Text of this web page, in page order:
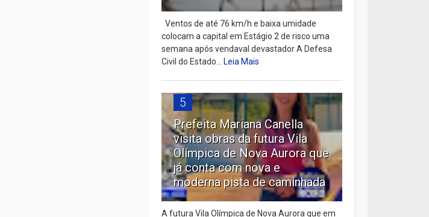
Ventos de até 76 km/h e baixa umidade
colocam a capital em Estágio 2 de risco uma
semana após vendaval devastador A Defesa
Civil do Estado...Leia Mais
5
Prefeita Mariana Canella
visita obras da futura Vila
Olímpica de Nova Aurora que
já conta com nova e
moderna pista de caminhada
A futura Vila Olímpica de Nova Aurora que em